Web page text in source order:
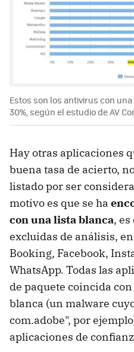
Estos son los antivirus con
30%, según el estudio de AV
Hay otras aplicaciones
buena tasa de acierto,
listado por ser
motivo es que se ha
con una lista blanca,
excluidas de análisis,
Booking, Facebook,
WhatsApp. Todas las
de paquete coincida
blanca (un malware
com.adobe", por
aplicaciones de